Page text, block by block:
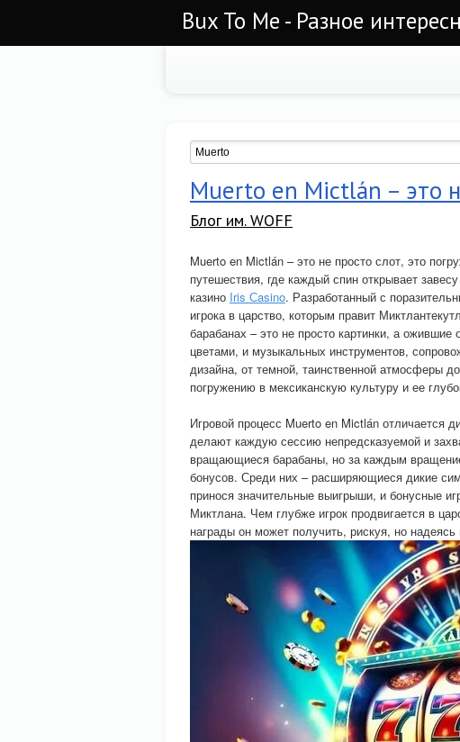
Bux To Me - Разное
Muerto en Mictlán – это
Блог им. WOFF
Muerto en Mictlán – это не просто слот, это
путешествия, где каждый спин открывает
казино Iris Сasino. Разработанный с
игрока в царство, которым правит
барабанах – это не просто картинки, а
цветами, и музыкальных инструментов,
дизайна, от темной, таинственной атмосферы
погружению в мексиканскую культуру и ее
Игровой процесс Muerto en Mictlán отличается
делают каждую сессию непредсказуемой и
вращающиеся барабаны, но за каждым
бонусов. Среди них – расширяющиеся дикие
принося значительные выигрыши, и бонусные
Миктлана. Чем глубже игрок продвигается в
награды он может получить, рискуя, но надеясь